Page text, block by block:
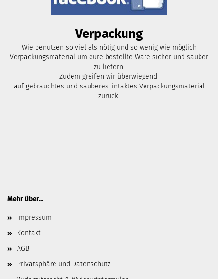
Verpackung
Wie benutzen so viel als nötig und so wenig wie möglich
Verpackungsmaterial um eure bestellte Ware sicher und sauber
zu liefern.
Zudem greifen wir überwiegend
auf gebrauchtes und sauberes, intaktes Verpackungsmaterial
zurück.
Mehr über...
Impressum
Kontakt
AGB
Privatsphäre und Datenschutz